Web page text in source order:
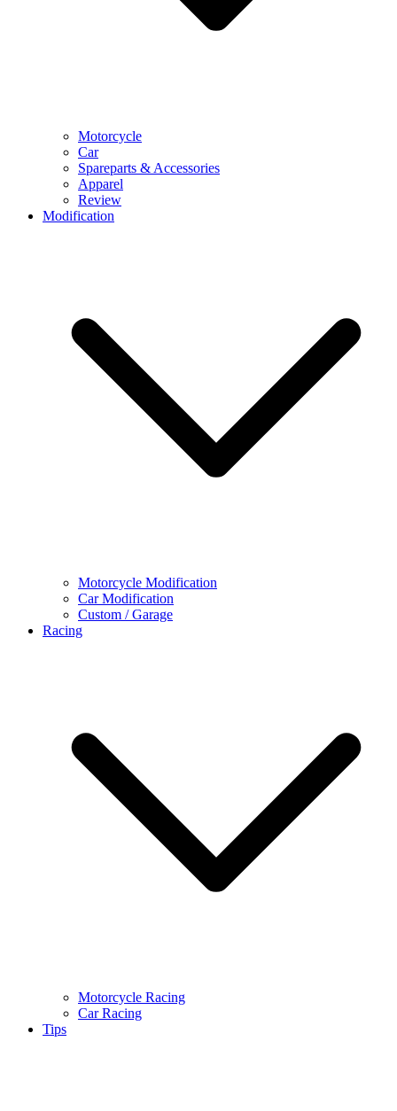
Motorcycle
Car
Spareparts & Accessories
Apparel
Review
Modification
Motorcycle Modification
Car Modification
Custom / Garage
Racing
Motorcycle Racing
Car Racing
Tips